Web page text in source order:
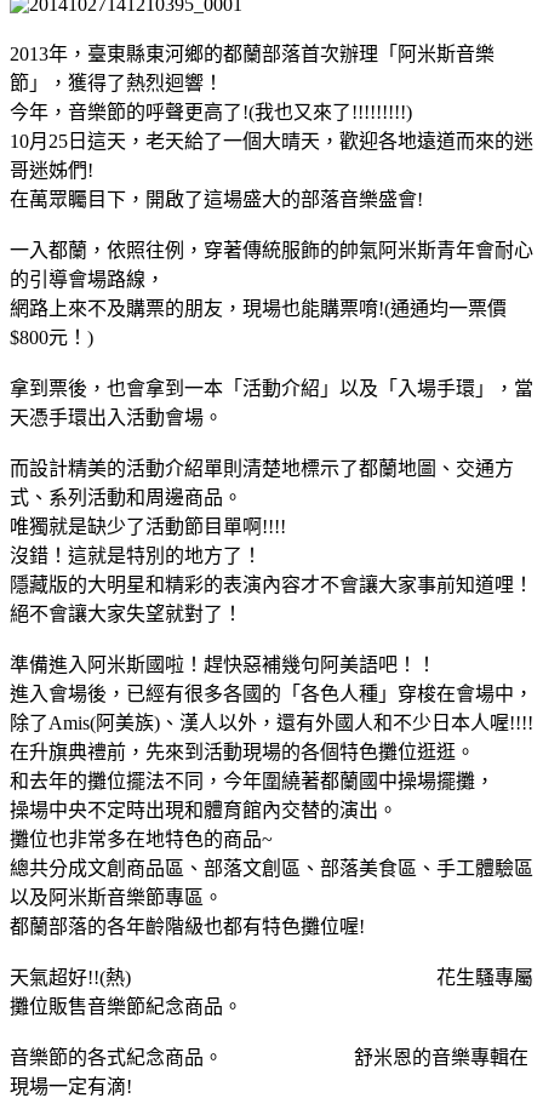
2013年，臺東縣東河鄉的都蘭部落首次辦理「阿米斯音樂
節」，獲得了熱烈迴響！
今年，音樂節的呼聲更高了!(我也又來了!!!!!!!!!)
10月25日這天，老天給了一個大晴天，歡迎各地遠道而來的迷
哥迷姊們!
在萬眾矚目下，開啟了這場盛大的部落音樂盛會!
一入都蘭，依照往例，穿著傳統服飾的帥氣阿米斯青年會耐心
的引導會場路線，
網路上來不及購票的朋友，現場也能購票唷!(通通均一票價
$800元！)
拿到票後，也會拿到一本「活動介紹」以及「入場手環」，當
天憑手環出入活動會場。
而設計精美的活動介紹單則清楚地標示了都蘭地圖、交通方
式、系列活動和周邊商品。
唯獨就是缺少了活動節目單啊!!!!
沒錯！這就是特別的地方了！
隱藏版的大明星和精彩的表演內容才不會讓大家事前知道哩！
絕不會讓大家失望就對了！
準備進入阿米斯國啦！趕快惡補幾句阿美語吧！！
進入會場後，已經有很多各國的「各色人種」穿梭在會場中，
除了Amis(阿美族)、漢人以外，還有外國人和不少日本人喔!!!!
在升旗典禮前，先來到活動現場的各個特色攤位逛逛。
和去年的攤位擺法不同，今年圍繞著都蘭國中操場擺攤，
操場中央不定時出現和體育館內交替的演出。
攤位也非常多在地特色的商品~
總共分成文創商品區、部落文創區、部落美食區、手工體驗區
以及阿米斯音樂節專區。
都蘭部落的各年齡階級也都有特色攤位喔!
天氣超好!!(熱) 花生騷專屬
攤位販售音樂節紀念商品。
音樂節的各式紀念商品。 舒米恩的音樂專輯在
現場一定有滴!